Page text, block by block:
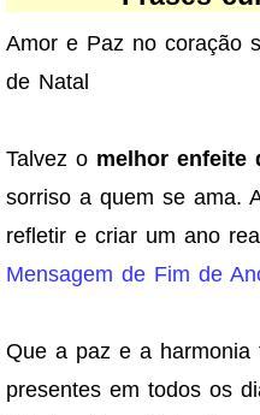
Amor e Paz no coração
de Natal
Talvez o melhor enfeite
sorriso a quem se ama.
refletir e criar um ano
Mensagem de Fim de
Que a paz e a harmonia
presentes em todos os